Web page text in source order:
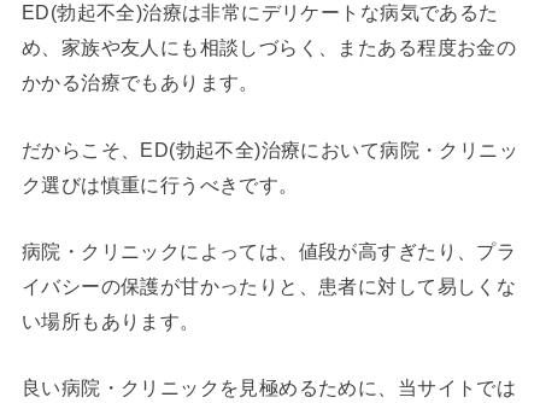
ED(勃起不全)治療は非常にデリケートな病気であるた
め、家族や友人にも相談しづらく、またある程度お金の
かかる治療でもあります。
だからこそ、ED(勃起不全)治療において病院・クリニッ
ク選びは慎重に行うべきです。
病院・クリニックによっては、値段が高すぎたり、プラ
イバシーの保護が甘かったりと、患者に対して易しくな
い場所もあります。
良い病院・クリニックを見極めるために、当サイトでは